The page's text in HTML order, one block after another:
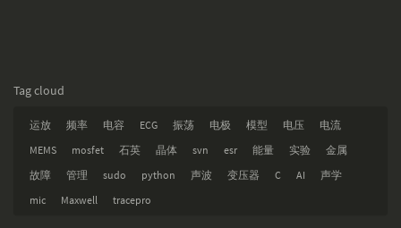
Tag cloud
运放 频率 电容 ECG 振荡 电极 模型 电压
电流
MEMS
mosfet 石英 晶体 svn esr 能量 实验
金属
故障
管理 sudo python 声波 变压器 C AI
声学
mic
Maxwell tracepro